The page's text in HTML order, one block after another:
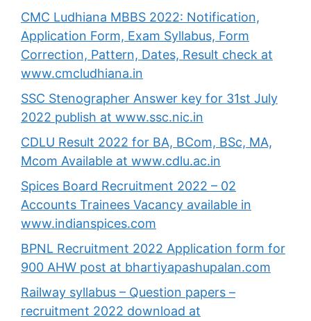
CMC Ludhiana MBBS 2022: Notification,
Application Form, Exam Syllabus, Form
Correction, Pattern, Dates, Result check at
www.cmcludhiana.in
SSC Stenographer Answer key for 31st July
2022 publish at www.ssc.nic.in
CDLU Result 2022 for BA, BCom, BSc, MA,
Mcom Available at www.cdlu.ac.in
Spices Board Recruitment 2022 – 02
Accounts Trainees Vacancy available in
www.indianspices.com
BPNL Recruitment 2022 Application form for
900 AHW post at bhartiyapashupalan.com
Railway syllabus – Question papers –
recruitment 2022 download at